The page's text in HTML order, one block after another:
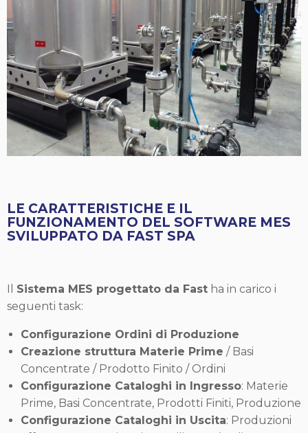
LE CARATTERISTICHE E IL
FUNZIONAMENTO DEL SOFTWARE MES
SVILUPPATO DA FAST SPA
Il Sistema MES progettato da Fast ha in carico i
seguenti task:
Configurazione Ordini di Produzione
Creazione struttura Materie Prime / Basi
Concentrate / Prodotto Finito / Ordini
Configurazione Cataloghi in Ingresso: Materie
Prime, Basi Concentrate, Prodotti Finiti, Produzione
Configurazione Cataloghi in Uscita: Produzioni